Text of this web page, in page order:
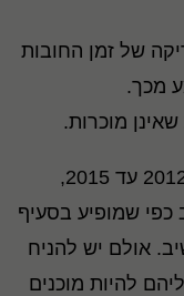
של זמן החובות
מכך.
מוכרות.
4.3 יהלומנים שהגישו דוחות לשנים 2012 עד 2015,
כפי שמופיע בסעיף
אולם יש להניח
להיות מוכנים